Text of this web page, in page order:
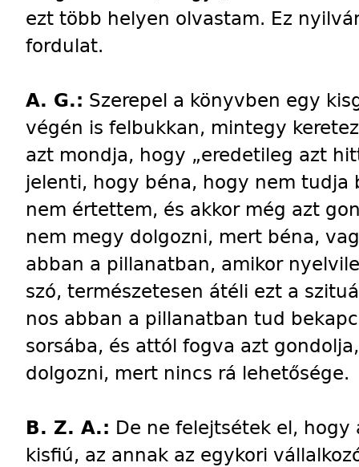
ezt több helyen olvastam. Ez
fordulat.
A. G.: Szerepel a könyvben egy
végén is felbukkan, mintegy
azt mondja, hogy „eredetileg azt
jelenti, hogy béna, hogy nem tudja
nem értettem, és akkor még azt
nem megy dolgozni, mert béna,
abban a pillanatban, amikor
szó, természetesen átéli ezt a
nos abban a pillanatban tud
sorsába, és attól fogva azt
dolgozni, mert nincs rá lehetősége.
B. Z. A.: De ne felejtsétek el,
kisfiú, az annak az egykori